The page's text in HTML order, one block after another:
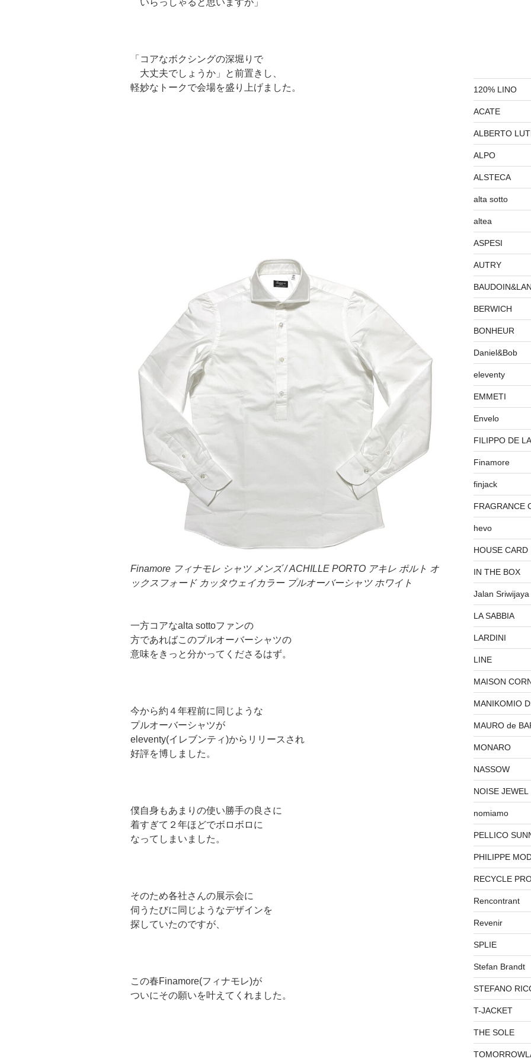
「コアなボクシングの深堀りで
大丈夫でしょうか」と前置きし、
軽妙なトークで会場を盛り上げました。
Finamore フィナモレ シャツ メンズ / ACHILLE PORTO アキレ ポルト オ
ックスフォード カッタウェイカラー プルオーバーシャツ ホワイト
一方コアなalta sottoファンの
方であればこのプルオーバーシャツの
意味をきっと分かってくださるはず。
今から約４年程前に同じような
プルオーバーシャツが
eleventy(イレブンティ)からリリースされ
好評を博しました。
僕自身もあまりの使い勝手の良さに
着すぎて２年ほどでボロボロに
なってしまいました。
そのため各社さんの展示会に
伺うたびに同じようなデザインを
探していたのですが、
この春Finamore(フィナモレ)が
ついにその願いを叶えてくれました。
120% LINO
ACATE
ALBERTO
ALPO
ALSTECA
alta sotto
altea
ASPESI
AUTRY
BERWICH
BONHEUR
Daniel&Bob
eleventy
EMMETI
Envelo
FILIPPO DE
Finamore
finjack
FRAGRANCE
hevo
HOUSE CARD
IN THE BOX
Jalan Sriwijaya
LA SABBIA
LARDINI
LINE
MAISON
MANIKOMIO
MAURO de
MONARO
NASSOW
NOISE JEWEL
nomiamo
PELLICO
PHILIPPE
RECYCLE
Rencontrant
Revenir
SPLIE
Stefan Brandt
STEFANO
T-JACKET
THE SOLE